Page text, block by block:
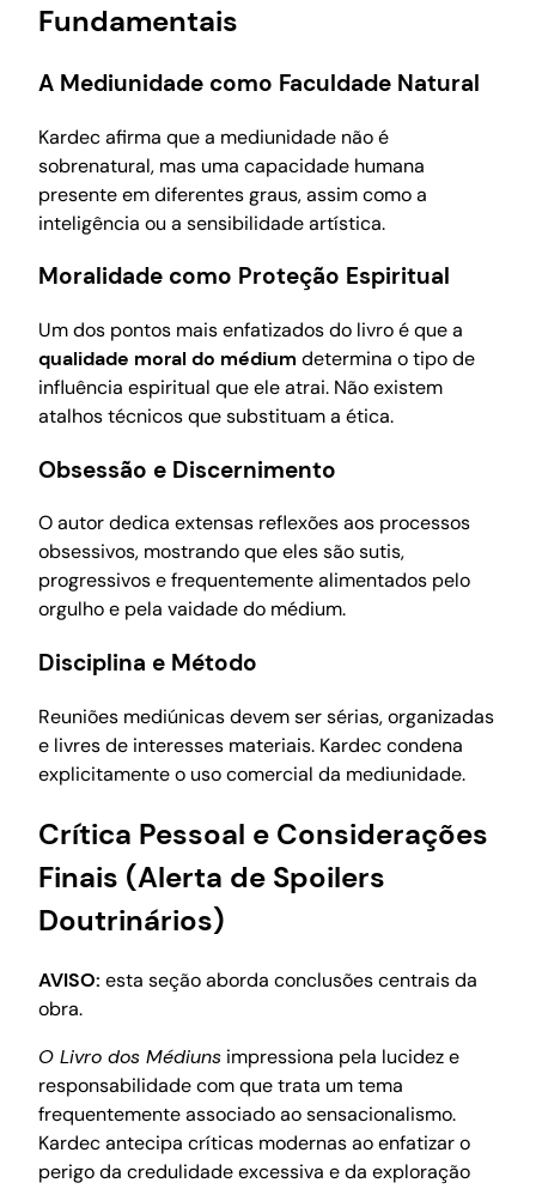
Fundamentais
A Mediunidade como Faculdade Natural
Kardec afirma que a mediunidade não é
sobrenatural, mas uma capacidade humana
presente em diferentes graus, assim como a
inteligência ou a sensibilidade artística.
Moralidade como Proteção Espiritual
Um dos pontos mais enfatizados do livro é que a
qualidade moral do médium determina o tipo de
influência espiritual que ele atrai. Não existem
atalhos técnicos que substituam a ética.
Obsessão e Discernimento
O autor dedica extensas reflexões aos processos
obsessivos, mostrando que eles são sutis,
progressivos e frequentemente alimentados pelo
orgulho e pela vaidade do médium.
Disciplina e Método
Reuniões mediúnicas devem ser sérias, organizadas
e livres de interesses materiais. Kardec condena
explicitamente o uso comercial da mediunidade.
Crítica Pessoal e Considerações
Finais (Alerta de Spoilers
Doutrinários)
AVISO: esta seção aborda conclusões centrais da
obra.
O Livro dos Médiuns impressiona pela lucidez e
responsabilidade com que trata um tema
frequentemente associado ao sensacionalismo.
Kardec antecipa críticas modernas ao enfatizar o
perigo da credulidade excessiva e da exploração